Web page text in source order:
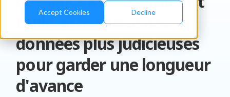
Accept Cookies Decline
Build.com utilise des
données plus judicieuses
pour garder une longueur
d'avance